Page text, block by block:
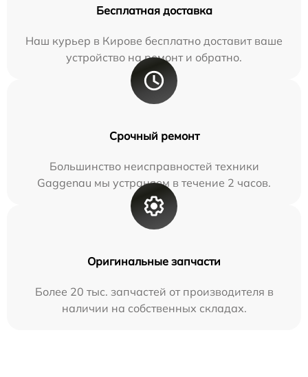
Бесплатная доставка
Наш курьер в Кирове бесплатно доставит ваше
устройство на ремонт и обратно.
Срочный ремонт
Большинство неисправностей техники
Gaggenau мы устраняем в течение 2 часов.
Оригинальные запчасти
Более 20 тыс. запчастей от производителя в
наличии на собственных складах.